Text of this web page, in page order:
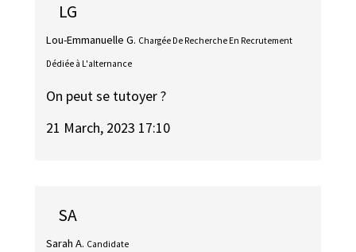
LG
Lou-Emmanuelle G. Chargée De Recherche En Recrutement
Dédiée à L'alternance
On peut se tutoyer ?
21 March, 2023 17:10
SA
Sarah A. Candidate